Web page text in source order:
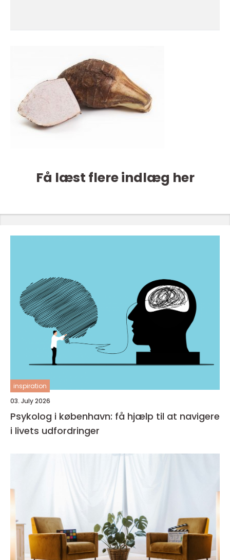
Få læst flere indlæg her
inspiration
03. July 2026
Psykolog i københavn: få hjælp til at navigere
i livets udfordringer